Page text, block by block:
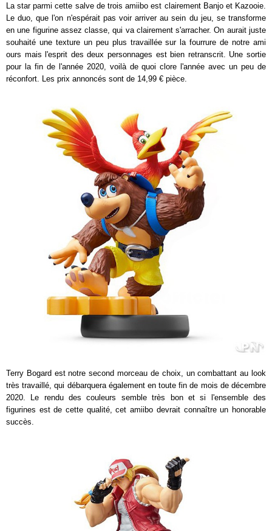
La star parmi cette salve de trois amiibo est clairement Banjo et Kazooie.
Le duo, que l'on n'espérait pas voir arriver au sein du jeu, se transforme
en une figurine assez classe, qui va clairement s'arracher. On aurait juste
souhaité une texture un peu plus travaillée sur la fourrure de notre ami
ours mais l'esprit des deux personnages est bien retranscrit. Une sortie
pour la fin de l'année 2020, voilà de quoi clore l'année avec un peu de
réconfort. Les prix annoncés sont de 14,99 € pièce.
Terry Bogard est notre second morceau de choix, un combattant au look
très travaillé, qui débarquera également en toute fin de mois de décembre
2020. Le rendu des couleurs semble très bon et si l'ensemble des
figurines est de cette qualité, cet amiibo devrait connaître un honorable
succès.